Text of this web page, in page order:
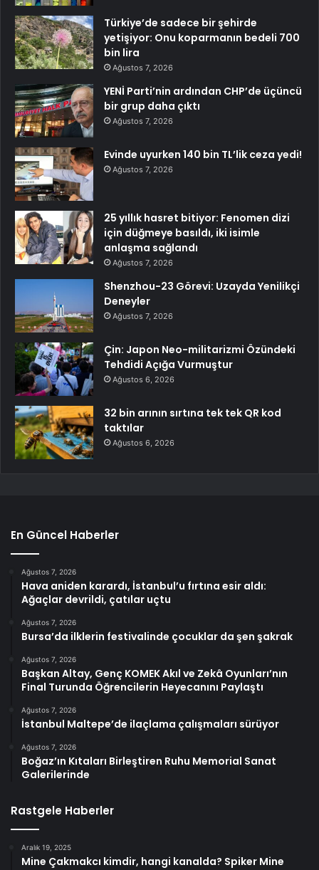
Türkiye’de sadece bir şehirde
yetişiyor: Onu koparmanın bedeli 700
bin lira
Ağustos 7, 2026
YENİ Parti’nin ardından CHP’de üçüncü
bir grup daha çıktı
Ağustos 7, 2026
Evinde uyurken 140 bin TL’lik ceza yedi!
Ağustos 7, 2026
25 yıllık hasret bitiyor: Fenomen dizi
için düğmeye basıldı, iki isimle
anlaşma sağlandı
Ağustos 7, 2026
Shenzhou-23 Görevi: Uzayda Yenilikçi
Deneyler
Ağustos 7, 2026
Çin: Japon Neo-militarizmi Özündeki
Tehdidi Açığa Vurmuştur
Ağustos 6, 2026
32 bin arının sırtına tek tek QR kod
taktılar
Ağustos 6, 2026
En Güncel Haberler
Ağustos 7, 2026
Hava aniden karardı, İstanbul’u fırtına esir aldı:
Ağaçlar devrildi, çatılar uçtu
Ağustos 7, 2026
Bursa’da ilklerin festivalinde çocuklar da şen şakrak
Ağustos 7, 2026
Başkan Altay, Genç KOMEK Akıl ve Zekâ Oyunları’nın
Final Turunda Öğrencilerin Heyecanını Paylaştı
Ağustos 7, 2026
İstanbul Maltepe’de ilaçlama çalışmaları sürüyor
Ağustos 7, 2026
Boğaz’ın Kıtaları Birleştiren Ruhu Memorial Sanat
Galerilerinde
Rastgele Haberler
Aralık 19, 2025
Mine Çakmakcı kimdir, hangi kanalda? Spiker Mine